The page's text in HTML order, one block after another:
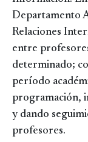
Departamento
Relaciones
entre
determinado;
período
programación,
y dando
profesores.